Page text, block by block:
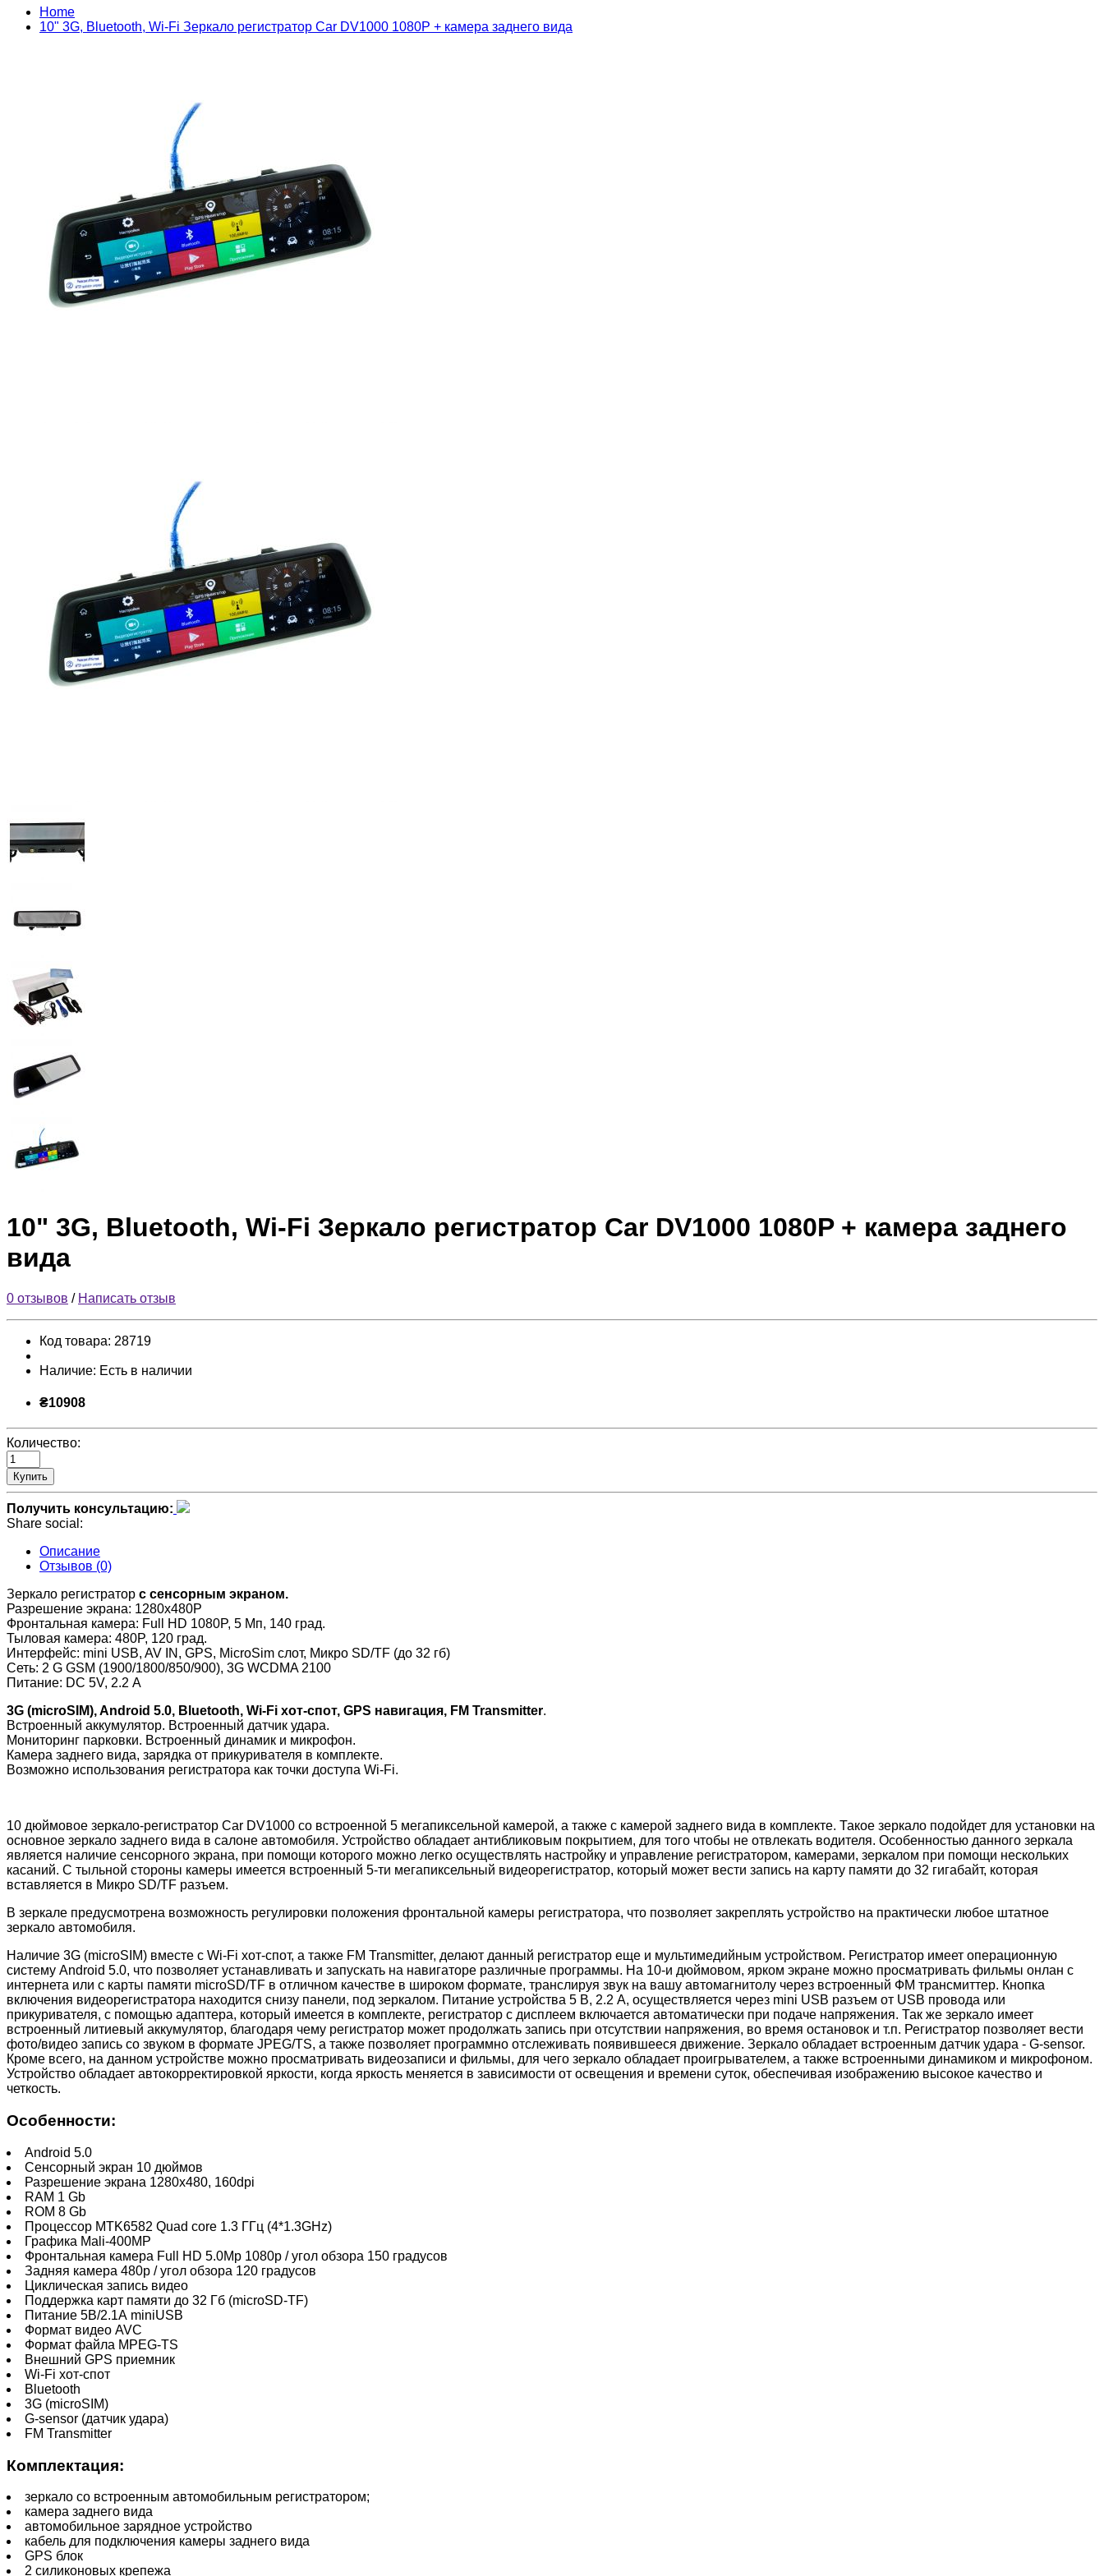
Home
10" 3G, Bluetooth, Wi-Fi Зеркало регистратор Car DV1000 1080P + камера заднего вида
10" 3G, Bluetooth, Wi-Fi Зеркало регистратор Car DV1000 1080P + камера заднего
вида
0 отзывов / Написать отзыв
Код товара: 28719
Наличие: Есть в наличии
₴10908
Количество:
Купить
Получить консультацию:
Share social:
Описание
Отзывов (0)
Зеркало регистратор с сенсорным экраном.
Разрешение экрана: 1280х480P
Фронтальная камера: Full HD 1080P, 5 Мп, 140 град.
Тыловая камера: 480P, 120 град.
Интерфейс: mini USB, AV IN, GPS, MicroSim слот, Микро SD/TF (до 32 гб)
Сеть: 2 G GSM (1900/1800/850/900), 3G WCDMA 2100
Питание: DC 5V, 2.2 А
3G (microSIM), Android 5.0, Bluetooth, Wi-Fi хот-спот, GPS навигация, FM Transmitter.
Встроенный аккумулятор. Встроенный датчик удара.
Мониторинг парковки. Встроенный динамик и микрофон.
Камера заднего вида, зарядка от прикуривателя в комплекте.
Возможно использования регистратора как точки доступа Wi-Fi.
10 дюймовое зеркало-регистратор Car DV1000 со встроенной 5 мегапиксельной камерой, а также с камерой заднего вида в комплекте. Такое зеркало подойдет для установки на
основное зеркало заднего вида в салоне автомобиля. Устройство обладает антибликовым покрытием, для того чтобы не отвлекать водителя. Особенностью данного зеркала
является наличие сенсорного экрана, при помощи которого можно легко осуществлять настройку и управление регистратором, камерами, зеркалом при помощи нескольких
касаний. С тыльной стороны камеры имеется встроенный 5-ти мегапиксельный видеорегистратор, который может вести запись на карту памяти до 32 гигабайт, которая
вставляется в Микро SD/TF разъем.
В зеркале предусмотрена возможность регулировки положения фронтальной камеры регистратора, что позволяет закреплять устройство на практически любое штатное
зеркало автомобиля.
Наличие 3G (microSIM) вместе с Wi-Fi хот-спот, а также FM Transmitter, делают данный регистратор еще и мультимедийным устройством. Регистратор имеет операционную
систему Android 5.0, что позволяет устанавливать и запускать на навигаторе различные программы. На 10-и дюймовом, ярком экране можно просматривать фильмы онлан с
интернета или с карты памяти microSD/TF в отличном качестве в широком формате, транслируя звук на вашу автомагнитолу через встроенный ФМ трансмиттер. Кнопка
включения видеорегистратора находится снизу панели, под зеркалом. Питание устройства 5 В, 2.2 А, осуществляется через mini USB разъем от USB провода или
прикуривателя, с помощью адаптера, который имеется в комплекте, регистратор с дисплеем включается автоматически при подаче напряжения. Так же зеркало имеет
встроенный литиевый аккумулятор, благодаря чему регистратор может продолжать запись при отсутствии напряжения, во время остановок и т.п. Регистратор позволяет вести
фото/видео запись со звуком в формате JPEG/TS, а также позволяет программно отслеживать появившееся движение. Зеркало обладает встроенным датчик удара - G-sensor.
Кроме всего, на данном устройстве можно просматривать видеозаписи и фильмы, для чего зеркало обладает проигрывателем, а также встроенными динамиком и микрофоном.
Устройство обладает автокорректировкой яркости, когда яркость меняется в зависимости от освещения и времени суток, обеспечивая изображению высокое качество и
четкость.
Особенности:
Android 5.0
Сенсорный экран 10 дюймов
Разрешение экрана 1280x480, 160dpi
RAM 1 Gb
ROM 8 Gb
Процессор MTK6582 Quad core 1.3 ГГц (4*1.3GHz)
Графика Mali-400MP
Фронтальная камера Full HD 5.0Mp 1080p / угол обзора 150 градусов
Задняя камера 480p / угол обзора 120 градусов
Циклическая запись видео
Поддержка карт памяти до 32 Гб (microSD-TF)
Питание 5В/2.1А miniUSB
Формат видео AVC
Формат файла MPEG-TS
Внешний GPS приемник
Wi-Fi хот-спот
Bluetooth
3G (microSIM)
G-sensor (датчик удара)
FM Transmitter
Комплектация:
зеркало со встроенным автомобильным регистратором;
камера заднего вида
автомобильное зарядное устройство
кабель для подключения камеры заднего вида
GPS блок
2 силиконовых крепежа